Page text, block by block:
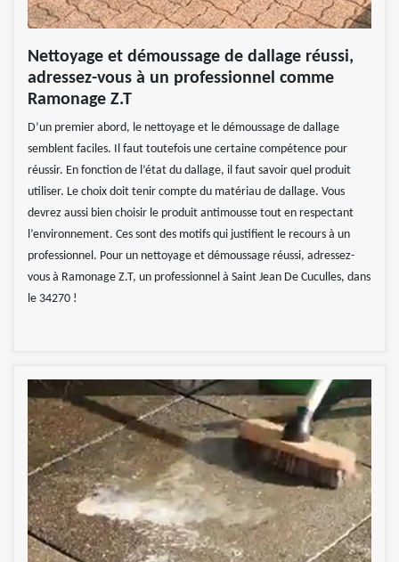
Nettoyage et démoussage de dallage réussi,
adressez-vous à un professionnel comme
Ramonage Z.T
D’un premier abord, le nettoyage et le démoussage de dallage
semblent faciles. Il faut toutefois une certaine compétence pour
réussir. En fonction de l’état du dallage, il faut savoir quel produit
utiliser. Le choix doit tenir compte du matériau de dallage. Vous
devrez aussi bien choisir le produit antimousse tout en respectant
l’environnement. Ces sont des motifs qui justifient le recours à un
professionnel. Pour un nettoyage et démoussage réussi, adressez-
vous à Ramonage Z.T, un professionnel à Saint Jean De Cuculles, dans
le 34270 !